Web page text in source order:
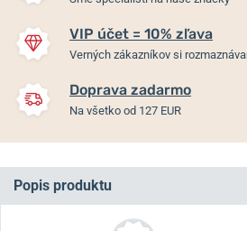
VIP účet = 10% zľava
Verných zákazníkov si
Doprava zadarmo
Na všetko od 127 EUR
Popis produktu